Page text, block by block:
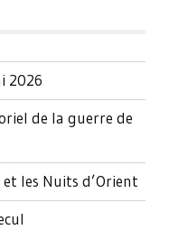
2026
de la guerre de
les Nuits d’Orient